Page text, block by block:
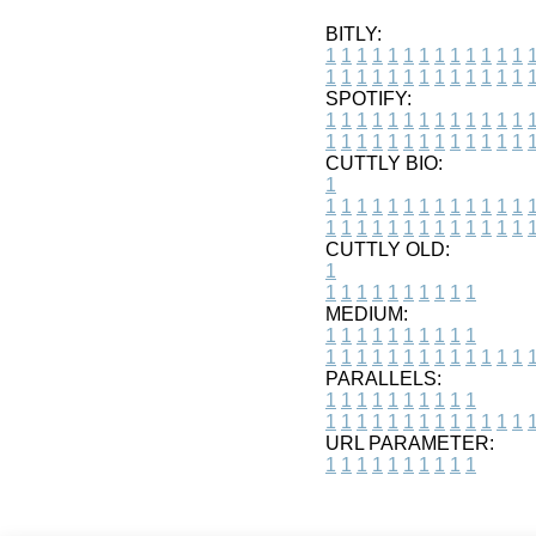
BITLY:
1 1 1 1 1 1 1 1 1 1 1 1 1 1
1 1 1 1 1 1 1 1 1 1 1 1 1 1
SPOTIFY:
1 1 1 1 1 1 1 1 1 1 1 1 1 1
1 1 1 1 1 1 1 1 1 1 1 1 1 1
CUTTLY BIO:
1
1 1 1 1 1 1 1 1 1 1 1 1 1 1
1 1 1 1 1 1 1 1 1 1 1 1 1 1
CUTTLY OLD:
1
1 1 1 1 1 1 1 1 1 1
MEDIUM:
1 1 1 1 1 1 1 1 1 1
1 1 1 1 1 1 1 1 1 1 1 1 1 1
PARALLELS:
1 1 1 1 1 1 1 1 1 1
1 1 1 1 1 1 1 1 1 1 1 1 1 1
URL PARAMETER:
1 1 1 1 1 1 1 1 1 1